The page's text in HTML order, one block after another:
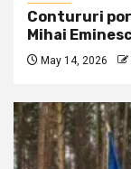
Contururi
Mihai
May 14, 2026